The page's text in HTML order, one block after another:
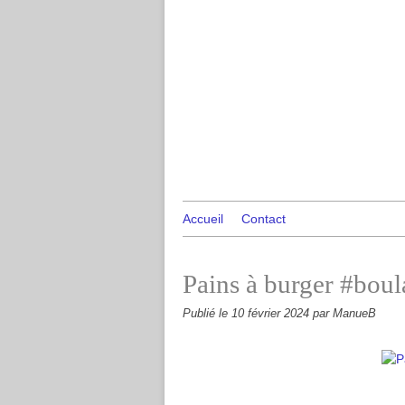
Accueil Contact
Pains à burger
Publié le 10 février 2024 par ManueB